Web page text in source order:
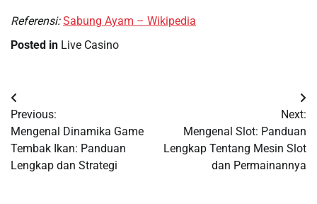
Referensi: Sabung Ayam – Wikipedia
Posted in Live Casino
Post
navigation
Previous:
Mengenal Dinamika Game
Tembak Ikan: Panduan
Lengkap dan Strategi
Next:
Mengenal Slot: Panduan
Lengkap Tentang Mesin Slot
dan Permainannya